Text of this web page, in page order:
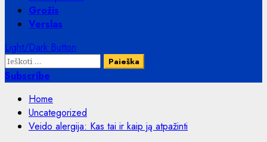
Grožis
Verslas
Light/Dark Button
Ieškoti:
Subscribe
Home
Uncategorized
Veido alergija: Kas tai ir kaip ją atpažinti